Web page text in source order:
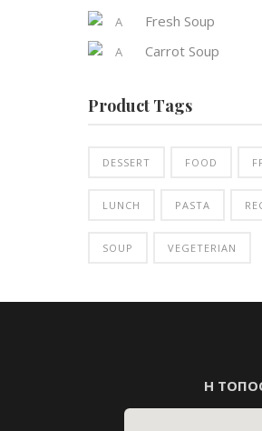
Fresh Soup
Carrot Soup
Product Tags
DESSERT FOOD
LUNCH PASTA
SOUP VEGETERIAN
Η